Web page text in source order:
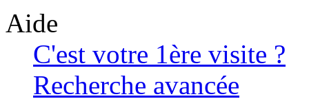
Aide
C'est votre 1ère visite ?
Recherche avancée